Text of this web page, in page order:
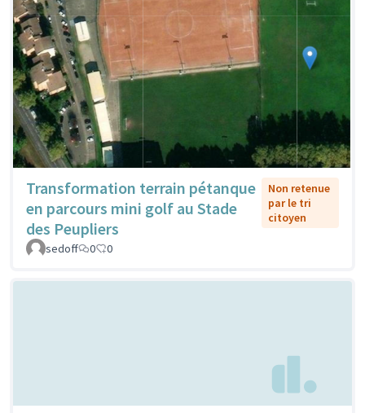
Transformation terrain pétanque
en parcours mini golf au Stade
des Peupliers
Non retenue
par le tri
citoyen
sedoff 0 0